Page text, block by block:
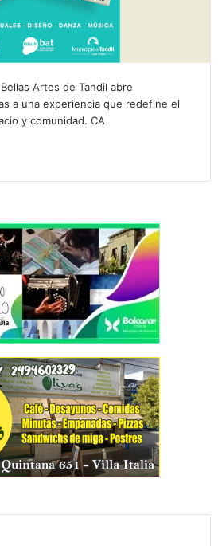
Artes de Tandil abre
a una experiencia que redefine el
y comunidad. CA